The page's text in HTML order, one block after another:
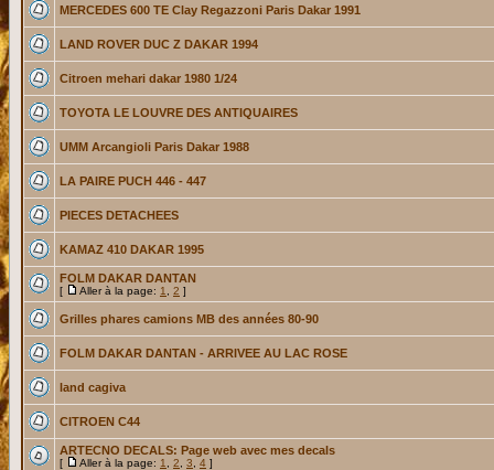
MERCEDES 600 TE Clay Regazzoni Paris Dakar 1991
LAND ROVER DUC Z DAKAR 1994
Citroen mehari dakar 1980 1/24
TOYOTA LE LOUVRE DES ANTIQUAIRES
UMM Arcangioli Paris Dakar 1988
LA PAIRE PUCH 446 - 447
PIECES DETACHEES
KAMAZ 410 DAKAR 1995
FOLM DAKAR DANTAN
[ Aller à la page: 1 2 ]
Grilles phares camions MB des années 80-90
FOLM DAKAR DANTAN - ARRIVEE AU LAC ROSE
land cagiva
CITROEN C44
ARTECNO DECALS: Page web avec mes decals
[ Aller à la page: 1 2 3 4 ]